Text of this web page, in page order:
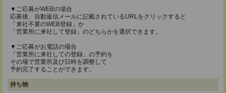
▼ご応募がWEBの場合
応募後、自動返信メールに記載されているURLをクリックすると
「来社不要のWEB登録」か
「営業所に来社して登録」のどちらかを選択できます。
▼ご応募がお電話の場合
「営業所に来社しての登録」の予約を
その場で営業所及び日時を調整して
予約完了することができます。
持ち物